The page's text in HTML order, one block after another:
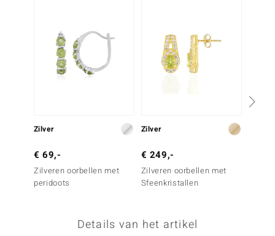
Zilver
€ 69,-
Zilveren oorbellen met
peridoots
Zilver
€ 249,-
Zilveren oorbellen met
Sfeenkristallen
Details van het artikel